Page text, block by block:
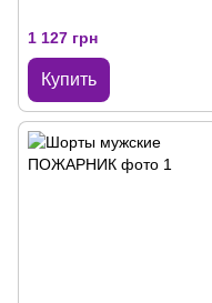
1 127 грн
Купить